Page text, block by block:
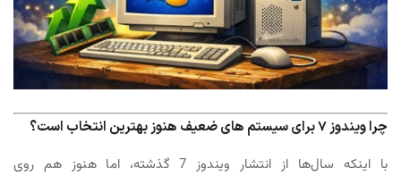
چرا ویندوز 7 برای سیستم های ضعیف هنوز بهترین انتخاب است؟
با اینکه سال‌ها از انتشار ویندوز 7 گذشته، اما هنوز هم روی